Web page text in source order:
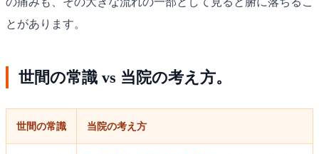
とがあります。
世間の常識 vs 当院の考え方。
世間の常識 当院の考え方